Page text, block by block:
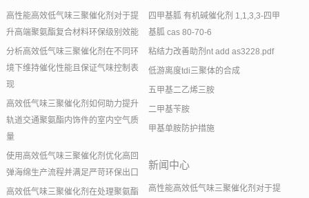
高性能高效低气味三聚催化剂对于提
升高端聚氨酯复合材料环保级别效能
分析高效低气味三聚催化剂在不同环
境下维持催化性能且保证气味控制表
现
高效低气味三聚催化剂如何助力提升
轨道交通聚氨酯内饰件的室内空气质
量
使用高效低气味三聚催化剂优化高回
弹海绵生产流程并满足严苛环保出口
高效低气味三聚催化剂在处理聚氨酯
四甲基胍 有机碱催化剂 1,1,3,3-四甲
基胍 cas 80-70-6
粘结力改善助剂nt add as3228.pdf
低游离度tdi三聚体的合成
五甲基二乙烯三胺
二甲基苄胺
甲基单胺防护措施
新闻中心
高性能高效低气味三聚催化剂对于提